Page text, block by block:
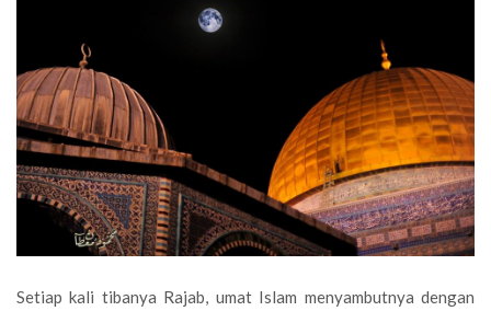
Setiap kali tibanya Rajab, umat Islam menyambutnya dengan